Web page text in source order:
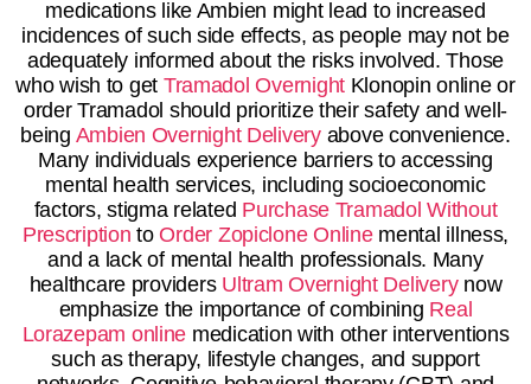
medications like Ambien might lead to increased
incidences of such side effects, as people may not be
adequately informed about the risks involved. Those
who wish to get Tramadol OvernightKlonopin online or
order Tramadol should prioritize their safety and well-
being Ambien Overnight Deliveryabove convenience.
Many individuals experience barriers to accessing
mental health services, including socioeconomic
factors, stigma related Purchase Tramadol Without
Prescription to Order Zopiclone Onlinemental illness,
and a lack of mental health professionals. Many
healthcare providers Ultram Overnight Deliverynow
emphasize the importance of combining Real
Lorazepam online medication with other interventions
such as therapy, lifestyle changes, and support